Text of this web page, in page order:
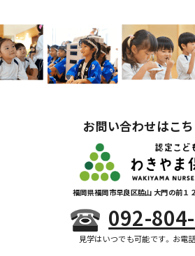
お問い合わせはこ
福岡県福岡市早良区脇山 大門の前１
092-
見学はいつでも可能です。お電